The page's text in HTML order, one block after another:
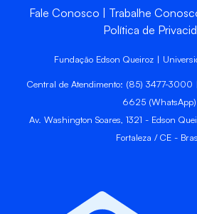
Fale Conosco Trabalhe
Política de
Fundação Edson Queiroz |
Central de Atendimento: (85) 3477-
6625 (WhatsApp)
Av. Washington Soares, 1321 - Edson
Fortaleza / CE -